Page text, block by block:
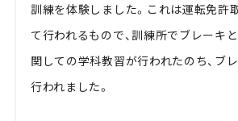
訓練を体験しました。これは運転免許
て行われるもので、訓練所でブレーキ
関しての学科教習が行われたのち、ブ
行われました。